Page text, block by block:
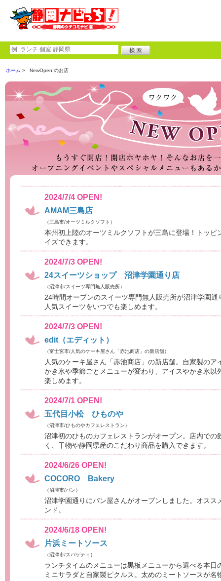
ホーム NewOpen!のお店
2024/7/4 OPEN!
AMAM三島店
（三島市/オーツミルクソフト）
本州初上陸のオーツミルクソフトが三島に登場！トッピ
イズできます。
2024/7/3 OPEN!
24スイーツショップ 沼津学園通り店
（沼津市/スイーツ専門無人販売所）
24時間オープンのスイーツ専門無人販売所が沼津学園通
人気スイーツをいつでも楽しめます。
2024/7/3 OPEN!
edit（エディット）
（富士宮市/人気のケーキ屋さん「赤池商店」の新店舗）
人気のケーキ屋さん「赤池商店」の新店舗。自家製のア
かき氷や季節ごとメニューが変わり、アイスやかき氷以
楽しめます。
2024/7/1 OPEN!
五代目小松 ひものや
（沼津市/ひものやカフェレストラン）
沼津初のひものカフェレストランがオープン。店内での
く、干物や静岡県産のこだわり商品を購入できます。
2024/6/26 OPEN!
COCORO Bakery
（沼津市/パン）
沼津学園通りにパン屋さんがオープンしました。オスス
ンド。
2024/6/18 OPEN!
片浜ミートソース
（沼津市/スパゲティ）
ランチタイムのメニューは黒板メニューから選べる本日
ミニサラダと自家製ピクルス。太めのミートソースが名